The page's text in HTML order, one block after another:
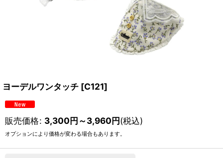
ヨーデルワンタッチ [C121]
販売価格: 3,300円～3,960円(税込)
オプションにより価格が変わる場合もあります。